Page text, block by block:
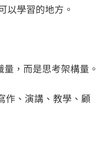
以學習的地方。
，而是思考架構量。
作、演講、教學、顧